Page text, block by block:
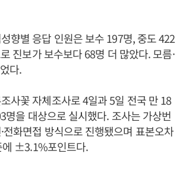
향별 응답 인원은 보수 197명, 중도 422
진보가 보수보다 68명 더 많았다. 모름·
다.
사꽃 자체조사로 4일과 5일 전국 만 18
명을 대상으로 실시했다. 조사는 가상번
전화면접 방식으로 진행됐으며 표본오차
에 ±3.1%포인트다.